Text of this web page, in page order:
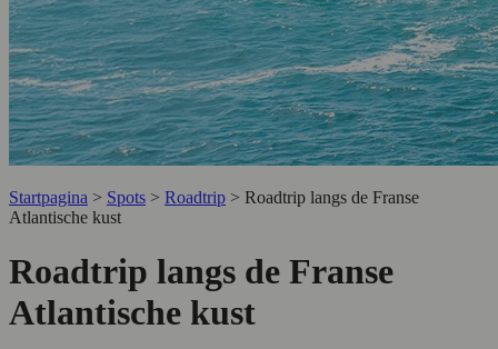
Startpagina > Spots > Roadtrip > Roadtrip langs de Franse
Atlantische kust
Roadtrip langs de Franse
Atlantische kust